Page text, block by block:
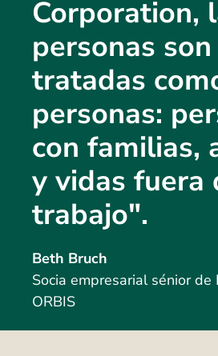
Corporation,
personas son
tratadas
personas:
con familias,
y vidas fuera
trabajo".
Beth Bruch
Socia empresarial sénior de
ORBIS